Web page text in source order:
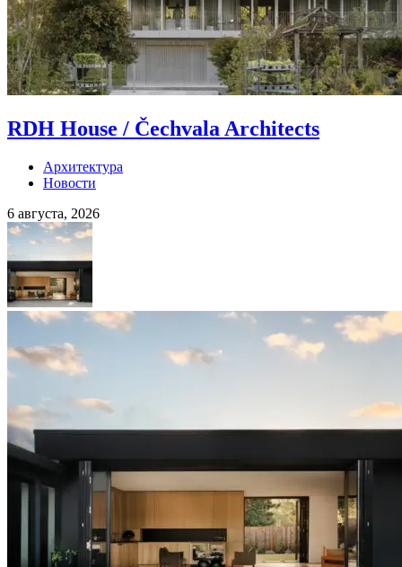
RDH House / Čechvala Architects
Архитектура
Новости
6 августа, 2026